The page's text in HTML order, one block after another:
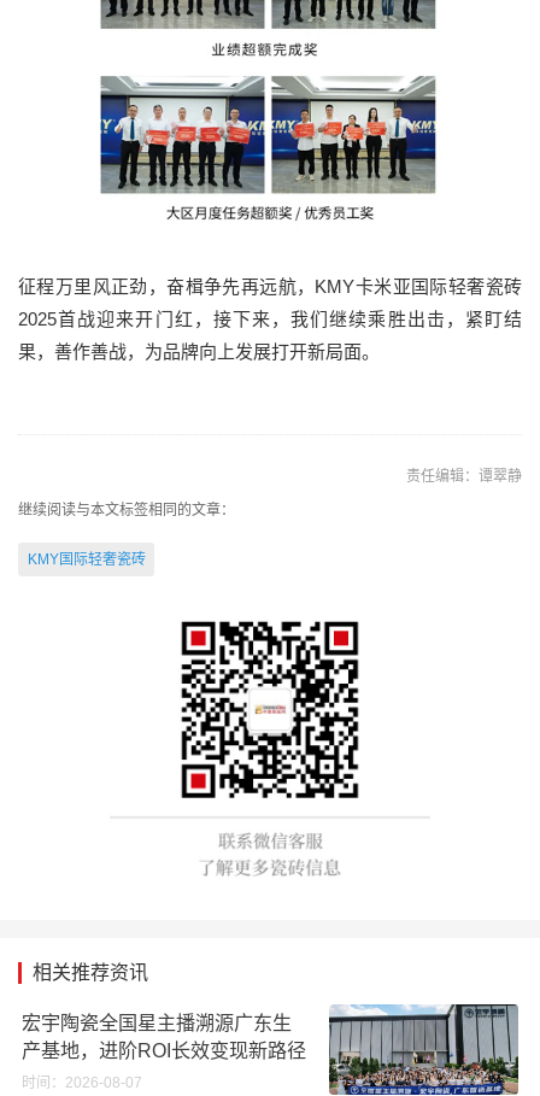
征程万里风正劲，奋楫争先再远航，KMY卡米亚国际轻奢瓷砖
2025首战迎来开门红，接下来，我们继续乘胜出击，紧盯结
果，善作善战，为品牌向上发展打开新局面。
责任编辑：谭翠静
继续阅读与本文标签相同的文章：
KMY国际轻奢瓷砖
相关推荐资讯
宏宇陶瓷全国星主播溯源广东生
产基地，进阶ROI长效变现新路径
时间：2026-08-07